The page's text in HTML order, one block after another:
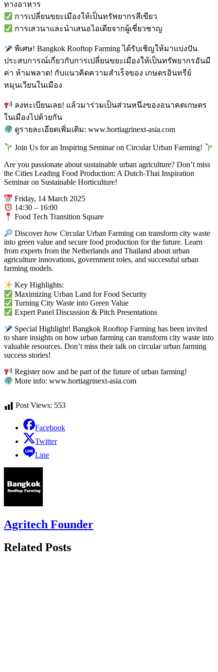
ทางอาหาร
การเปลี่ยนขยะเมืองให้เป็นทรัพยากรสีเขียว
การเสวนาและนำเสนอไอเดียจากผู้เชี่ยวชาญ
พิเศษ! Bangkok Rooftop Farming ได้รับเชิญให้มาแบ่งปัน
ประสบการณ์เกี่ยวกับการเปลี่ยนขยะเมืองให้เป็นทรัพยากรอันมี
ค่า ห้ามพลาด! กับแนวคิดความสำเร็จของ เกษตรอินทรีย์
หมุนเวียนในเมือง
ลงทะเบียนเลย! แล้วมาร่วมเป็นส่วนหนึ่งของอนาคตเกษตร
ในเมืองไปด้วยกัน
ดูรายละเอียดเพิ่มเติม: www.hortiagrinext-asia.com
Join Us for an Inspiring Seminar on Circular Urban Farming!
Are you passionate about sustainable urban agriculture? Don’t miss
the Cities Leading Food Production: A Dutch-Thai Inspiration
Seminar on Sustainable Horticulture!
Friday, 14 March 2025
14:30 – 16:00
Food Tech Transition Square
Discover how Circular Urban Farming can transform city waste
into green value and secure food production for the future. Learn
from experts from the Netherlands and Thailand about urban
agriculture innovations, government roles, and successful urban
farming models.
Key Highlights:
Maximizing Urban Land for Food Security
Turning City Waste into Green Value
Expert Panel Discussion & Pitch Presentations
Special Highlight! Bangkok Rooftop Farming has been invited
to share insights on how urban farming can transform city waste into
valuable resources. Don’t miss their talk on circular urban farming
success stories!
Register now and be part of the future of urban farming!
More info: www.hortiagrinext-asia.com
Post Views: 553
Facebook
Twitter
Line
Agritech Founder
Related Posts